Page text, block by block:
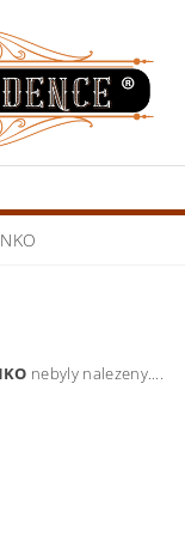
nebyly nalezeny....